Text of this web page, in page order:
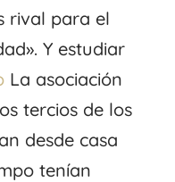
rival para el
Y estudiar
La asociación
tercios de los
desde casa
tenían